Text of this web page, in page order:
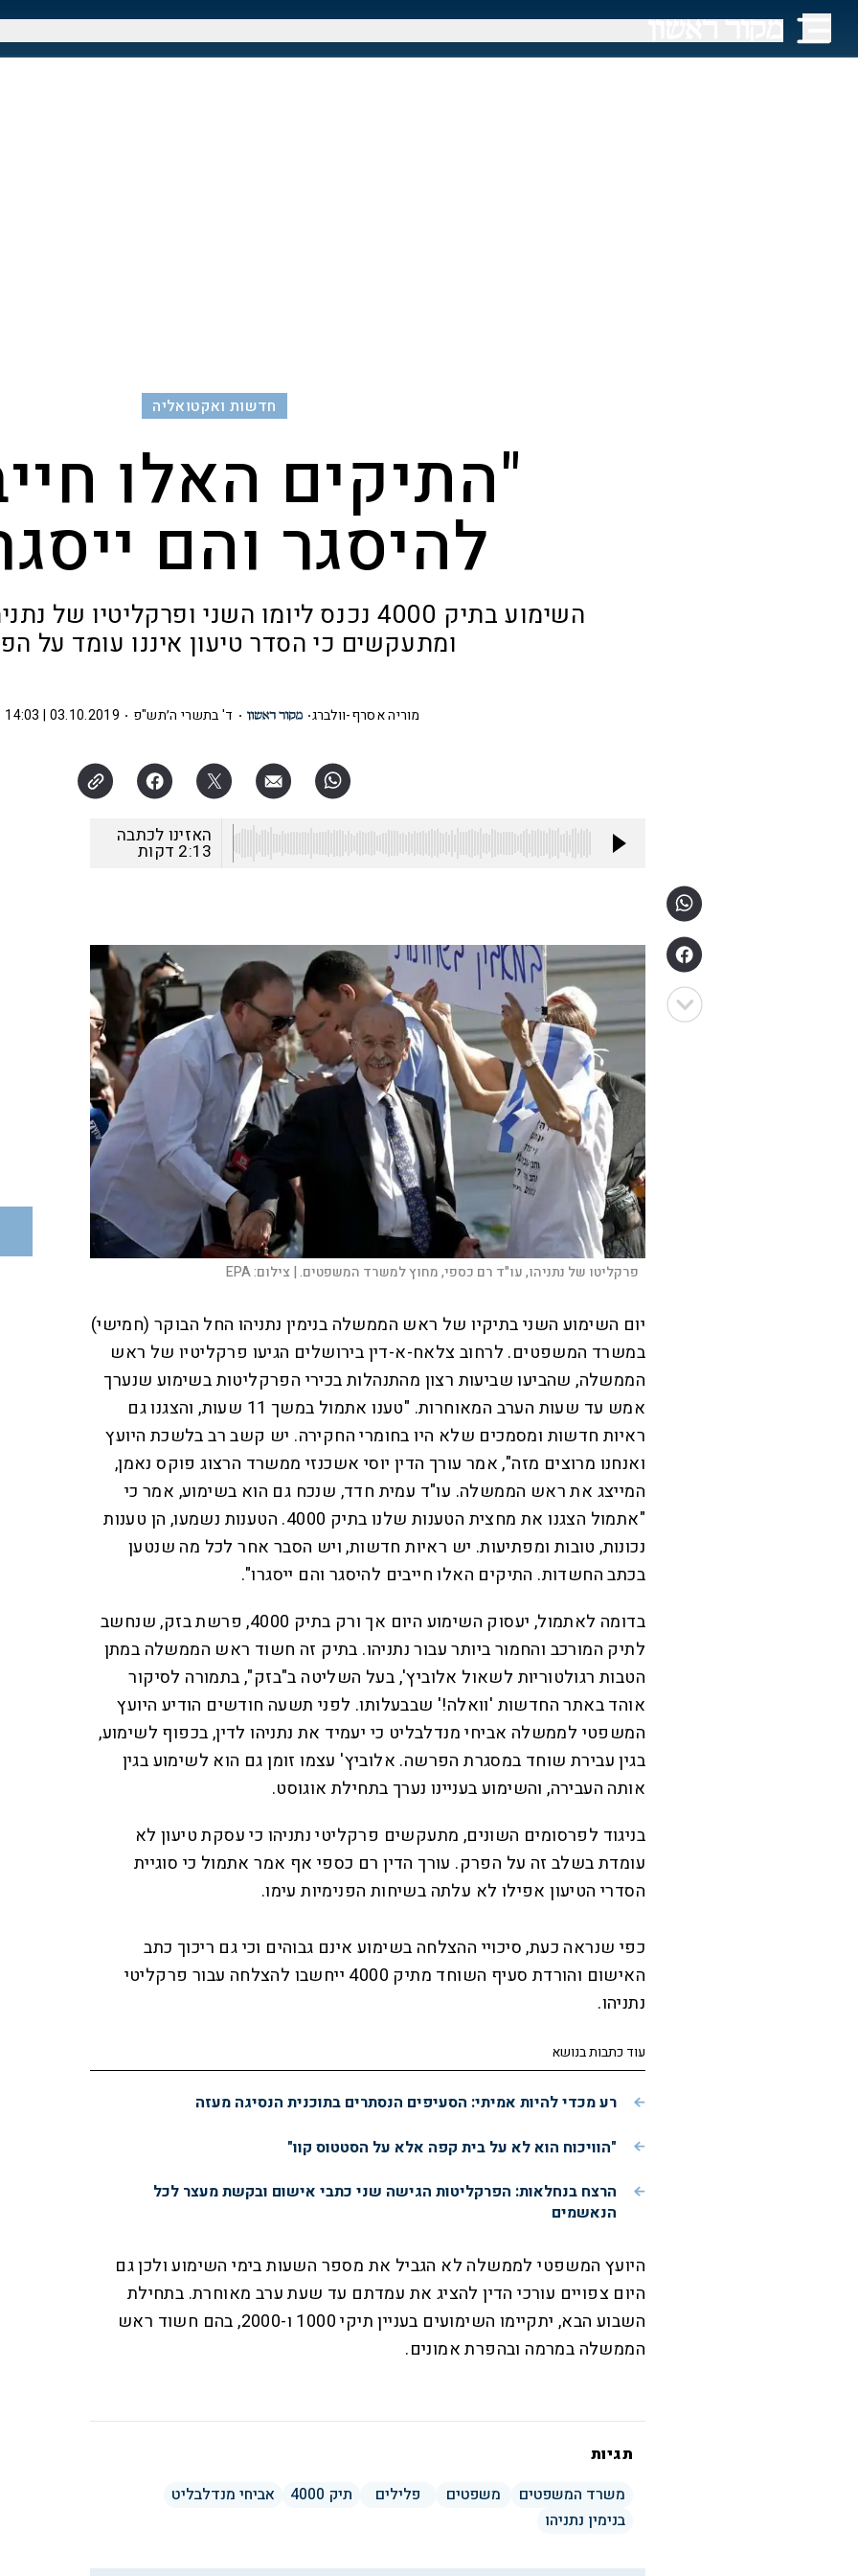
חדשות ואקטואליה
"התיקים האלו
להיסגר והם
השימוע בתיק 4000 נכנס ליומו השני ופרקליטיו
ומתעקשים כי הסדר טיעון איננו עומד על
מוריה אסרף-וולברג ד' בתשרי ה׳תש"פ 03.10.2019 | 14:03
האזינו לכתבה
2:13 דקות
פרקליטו של נתניהו, עו"ד רם כספי, מחוץ למשרד המשפטים. | צילום:EPA
יום השימוע השני בתיקיו של ראש הממשלה בנימין נתניהו החל הבוקר (חמישי)
במשרד המשפטים. לרחוב צלאח-א-דין בירושלים הגיעו פרקליטיו של ראש
הממשלה, שהביעו שביעות רצון מהתנהלות בכירי הפרקליטות בשימוע שנערך
אמש עד שעות הערב המאוחרות. "טענו אתמול במשך 11 שעות, והצגנו גם
ראיות חדשות ומסמכים שלא היו בחומרי החקירה. יש קשב רב בלשכת היועץ
ואנחנו מרוצים מזה", אמר עורך הדין יוסי אשכנזי ממשרד הרצוג פוקס נאמן,
המייצג את ראש הממשלה. עו"ד עמית חדד, שנכח גם הוא בשימוע, אמר כי
"אתמול הצגנו את מחצית הטענות שלנו בתיק 4000. הטענות נשמעו, הן טענות
נכונות, טובות ומפתיעות. יש ראיות חדשות, ויש הסבר אחר לכל מה שנטען
בכתב החשדות. התיקים האלו חייבים להיסגר והם ייסגרו".
בדומה לאתמול, יעסוק השימוע היום אך ורק בתיק 4000, פרשת בזק, שנחשב
לתיק המורכב והחמור ביותר עבור נתניהו. בתיק זה חשוד ראש הממשלה במתן
הטבות רגולטוריות לשאול אלוביץ', בעל השליטה ב"בזק", בתמורה לסיקור
אוהד באתר החדשות 'וואלה!' שבבעלותו. לפני תשעה חודשים הודיע היועץ
המשפטי לממשלה אביחי מנדלבליט כי יעמיד את נתניהו לדין, בכפוף לשימוע,
בגין עבירת שוחד במסגרת הפרשה. אלוביץ' עצמו זומן גם הוא לשימוע בגין
אותה העבירה, והשימוע בעניינו נערך בתחילת אוגוסט.
בניגוד לפרסומים השונים, מתעקשים פרקליטי נתניהו כי עסקת טיעון לא
עומדת בשלב זה על הפרק. עורך הדין רם כספי אף אמר אתמול כי סוגיית
הסדרי הטיעון אפילו לא עלתה בשיחות הפנימיות עימו.
כפי שנראה כעת, סיכויי ההצלחה בשימוע אינם גבוהים וכי גם ריכוך כתב
האישום והורדת סעיף השוחד מתיק 4000 ייחשבו להצלחה עבור פרקליטי
נתניהו.
עוד כתבות בנושא
רע מכדי להיות אמיתי: הסעיפים הנסתרים בתוכנית הנסיגה מעזה
"הוויכוח הוא לא על בית קפה אלא על הסטטוס קוו"
הרצח בנחלאות: הפרקליטות הגישה שני כתבי אישום ובקשת מעצר לכל
הנאשמים
היועץ המשפטי לממשלה לא הגביל את מספר השעות בימי השימוע ולכן גם
היום צפויים עורכי הדין להציג את עמדתם עד שעת ערב מאוחרת. בתחילת
השבוע הבא, יתקיימו השימועים בעניין תיקי 1000 ו-2000, בהם חשוד ראש
הממשלה במרמה ובהפרת אמונים.
תגיות
משרד המשפטים
משפטים פלילים תיק 4000
אביחי מנדלבליט
בנימין נתניהו